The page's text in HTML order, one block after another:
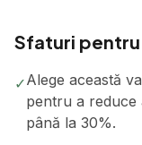
Sfaturi
✓Alege această
pentru a reduce
până la 30%.